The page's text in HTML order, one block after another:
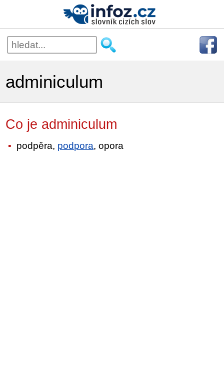
adminiculum
Co je adminiculum
podpěra, podpora, opora